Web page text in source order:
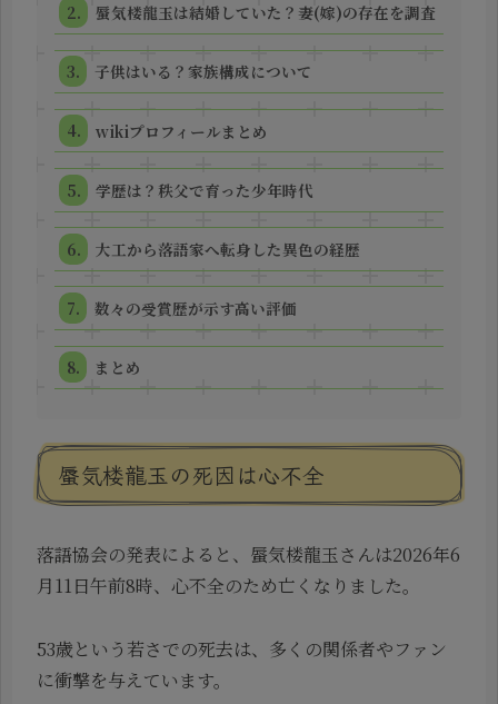
蜃気楼龍玉は結婚していた？妻(嫁)の存在を調査
子供はいる？家族構成について
wikiプロフィールまとめ
学歴は？秩父で育った少年時代
大工から落語家へ転身した異色の経歴
数々の受賞歴が示す高い評価
まとめ
蜃気楼龍玉の死因は心不全
落語協会の発表によると、蜃気楼龍玉さんは2026年6
月11日午前8時、心不全のため亡くなりました。
53歳という若さでの死去は、多くの関係者やファン
に衝撃を与えています。